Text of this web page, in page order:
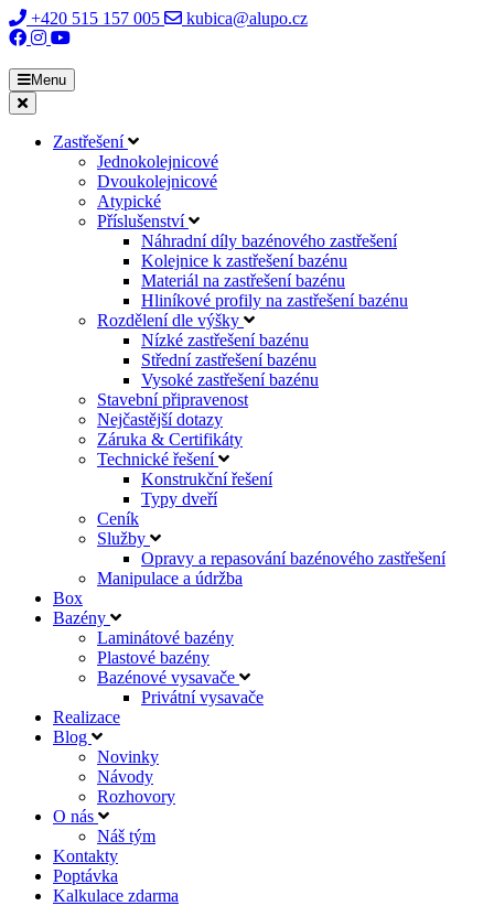
+420 515 157 005 kubica@alupo.cz
Menu
Zastřešení
Jednokolejnicové
Dvoukolejnicové
Atypické
Příslušenství
Náhradní díly bazénového zastřešení
Kolejnice k zastřešení bazénu
Materiál na zastřešení bazénu
Hliníkové profily na zastřešení bazénu
Rozdělení dle výšky
Nízké zastřešení bazénu
Střední zastřešení bazénu
Vysoké zastřešení bazénu
Stavební připravenost
Nejčastější dotazy
Záruka & Certifikáty
Technické řešení
Konstrukční řešení
Typy dveří
Ceník
Služby
Opravy a repasování bazénového zastřešení
Manipulace a údržba
Box
Bazény
Laminátové bazény
Plastové bazény
Bazénové vysavače
Privátní vysavače
Realizace
Blog
Novinky
Návody
Rozhovory
O nás
Náš tým
Kontakty
Poptávka
Kalkulace zdarma